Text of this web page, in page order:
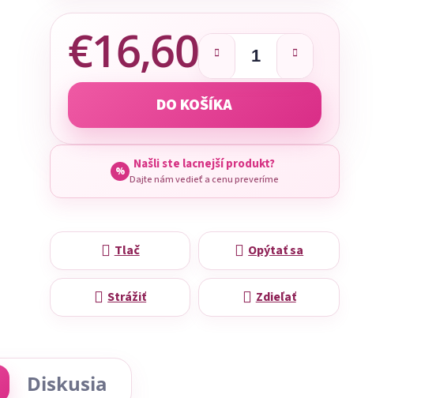
€16,60
Jednotková cena:
DO KOŠÍKA
% Našli ste lacnejší produkt?
Dajte nám vedieť a cenu preveríme
Tlač Opýtať sa
Strážiť Zdieľať
Diskusia